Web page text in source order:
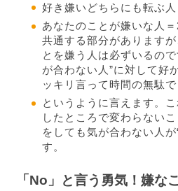
好き嫌いどちらにも転ぶ人
あなたのことが嫌いな人
共通する部分があります
とを嫌う人は必ずいるの
が合わない人”に対して好
ッキリ言って時間の無駄で
というように言えます。
したところで変わらない
をしても気が合わない人
す。
「No」と言う勇気！嫌な